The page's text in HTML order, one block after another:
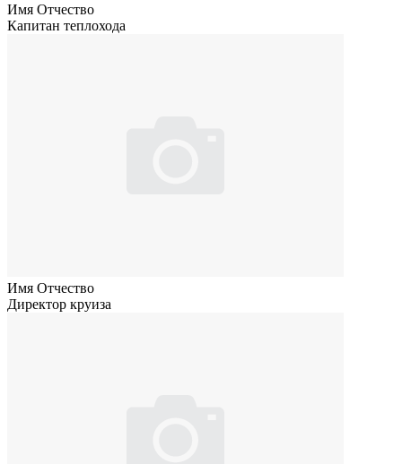
Имя Отчество
Капитан теплохода
Имя Отчество
Директор круиза